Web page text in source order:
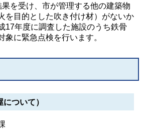
果を受け、市が管理する他の建築物
を目的とした吹き付け材）がないか
17年度に調査した施設のうち鉄骨
象に緊急点検を行います。
について）